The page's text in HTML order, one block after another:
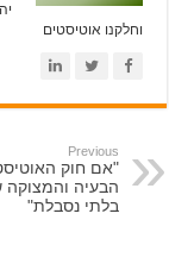
וחלקנו אוטיסטים
Previous
"אם חוק
הבעיה והמצוקה
בלתי נסבלת"